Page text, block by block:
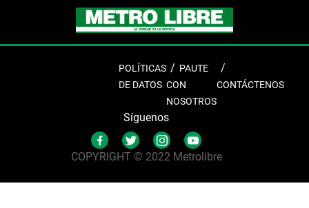
POLÍTICAS
DE DATOS
PAUTE
CON
NOSOTROS
CONTÁCTENOS
Síguenos
COPYRIGHT © 2022 Metrolibre